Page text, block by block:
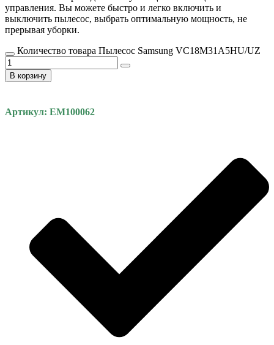
управления. Вы можете быстро и легко включить и
выключить пылесос, выбрать оптимальную мощность, не
прерывая уборки.
Количество товара Пылесос Samsung VC18M31A5HU/UZ
В корзину
Артикул: EM100062